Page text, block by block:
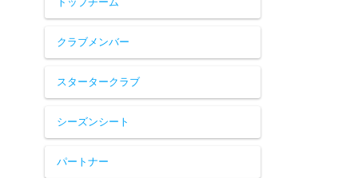
クラブメンバー
スタータークラブ
シーズンシート
パートナー